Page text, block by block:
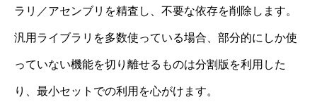
ラリ／アセンブリを精査し、不要な依存を削除します。
汎用ライブラリを多数使っている場合、部分的にしか使
っていない機能を切り離せるものは分割版を利用した
り、最小セットでの利用を心がけます。